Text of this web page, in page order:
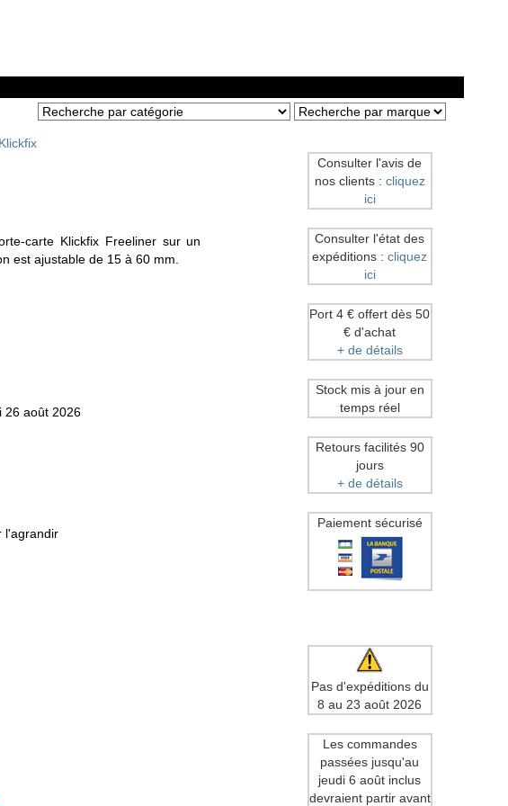
carte Klickfix Freeliner sur un
est ajustable de 15 à 60 mm.
26 août 2026
l'agrandir
Consulter l'avis de
nos clients : cliquez
ici
Consulter l'état des
expéditions : cliquez
ici
Port 4 € offert dès 50
€ d'achat
+ de détails
Stock mis à jour en
temps réel
Retours facilités 90
jours
+ de détails
Paiement sécurisé
Pas d'expéditions du
8 au 23 août 2026
Les commandes
passées jusqu'au
jeudi 6 août inclus
devraient partir avant